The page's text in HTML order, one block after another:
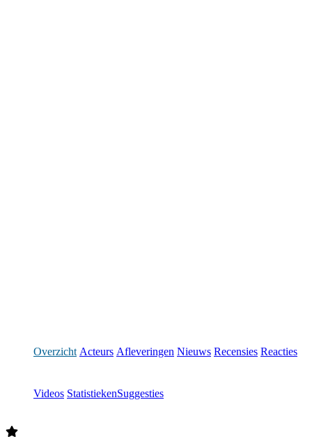
Overzicht Acteurs Afleveringen Nieuws Recensies Reacties
Videos StatistiekenSuggesties